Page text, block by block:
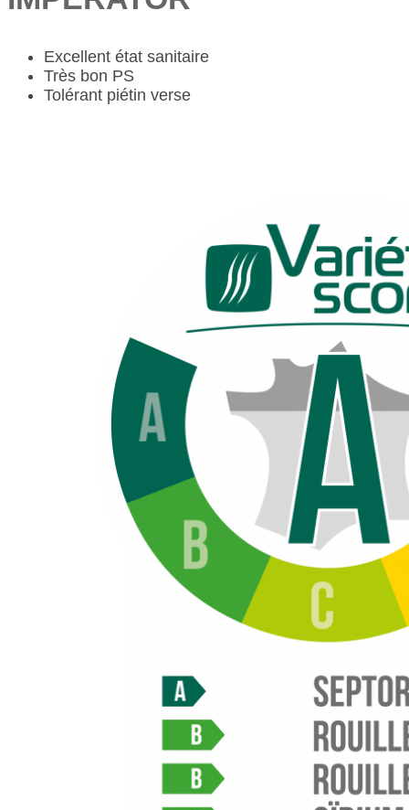
Excellent état sanitaire
Très bon PS
Tolérant piétin verse